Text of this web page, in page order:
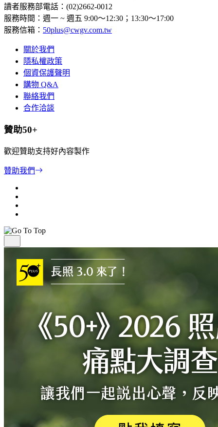
讀者服務部電話：(02)2662-0012
服務時間：週一 ~ 週五 9:00～12:30；13:30～17:00
服務信箱： 50plus@cwgv.com.tw
關於我們
隱私權政策
個資保護聲明
購物 Q&A
聯絡我們
合作洽談
贊助50+
歡迎贊助支持好內容製作
贊助我們